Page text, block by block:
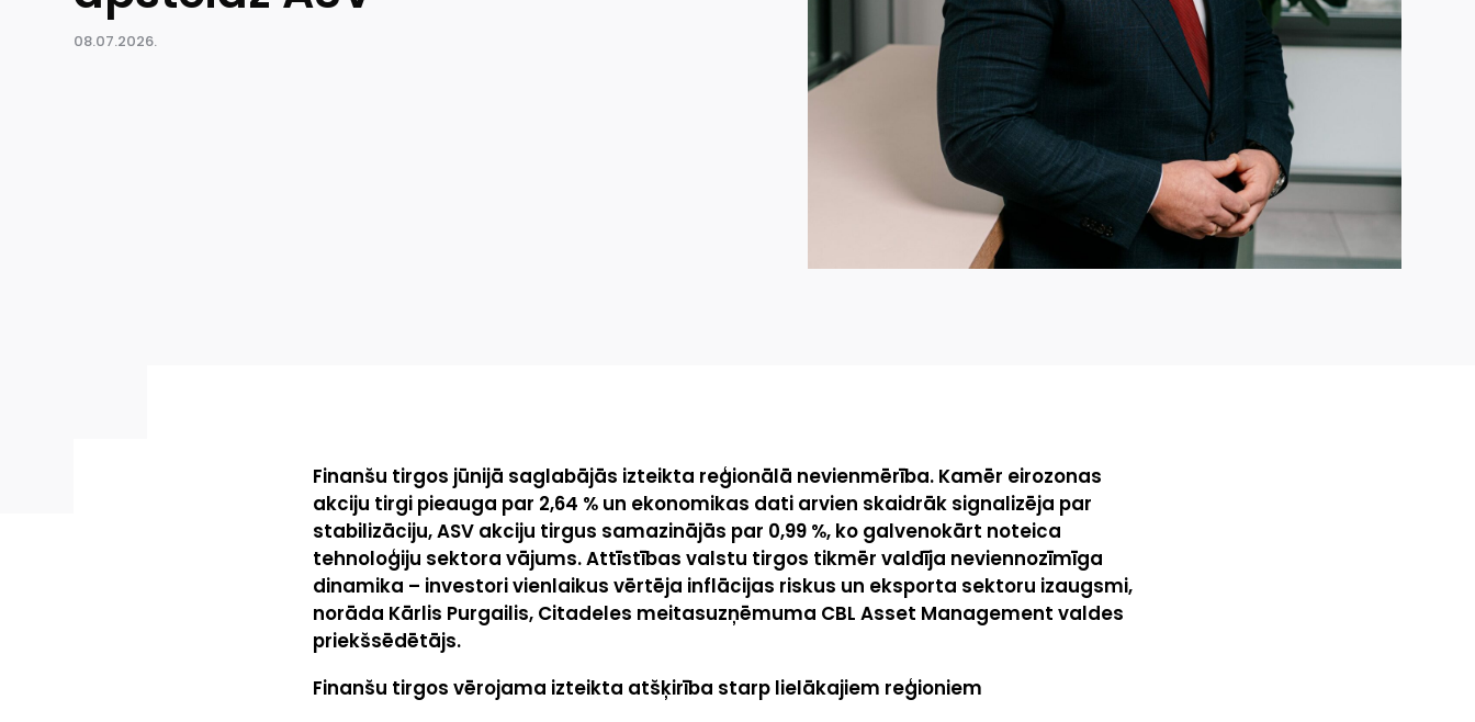
08.07.2026.
Finanšu tirgos jūnijā saglabājās izteikta reģionālā nevienmērība. Kamēr eirozonas
akciju tirgi pieauga par 2,64 % un ekonomikas dati arvien skaidrāk signalizēja par
stabilizāciju, ASV akciju tirgus samazinājās par 0,99 %, ko galvenokārt noteica
tehnoloģiju sektora vājums. Attīstības valstu tirgos tikmēr valdīja neviennozīmīga
dinamika – investori vienlaikus vērtēja inflācijas riskus un eksporta sektoru izaugsmi,
norāda Kārlis Purgailis, Citadeles meitasuzņēmuma CBL Asset Management valdes
priekšsēdētājs.
Finanšu tirgos vērojama izteikta atšķirība starp lielākajiem reģioniem